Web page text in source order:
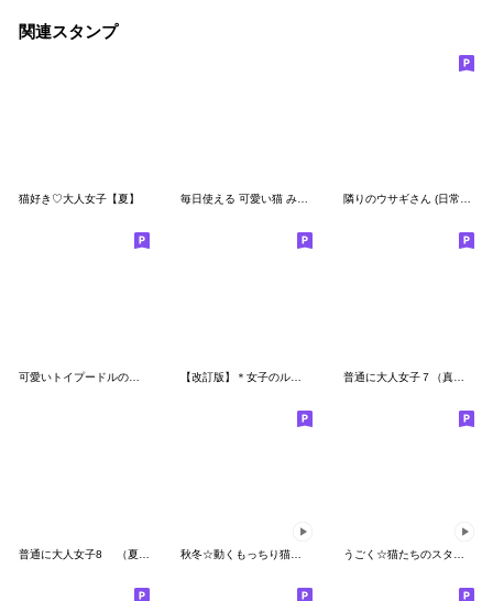
関連スタンプ
猫好き♡大人女子【夏】 毎日使える 可愛い猫 みかん帽 みかん服 隣りのウサギさん (日常編）